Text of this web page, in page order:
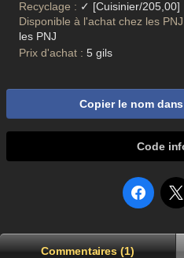
Recyclage : ✓ [Cuisinier/205,00]
Disponible à l'achat chez les
les PNJ
Prix d'achat : 5 gils
Copier le nom
Code
Commentaires (1)